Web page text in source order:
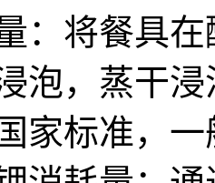
将餐具在
泡，蒸干
家标准，一